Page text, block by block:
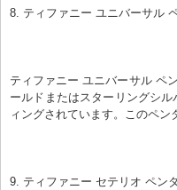
8. ティファニー ユニバーサル
ティファニー ユニバーサル ペ
ールドまたはスターリングシ
ィングされています。このペ
9. ティファニー セテリオ ペン